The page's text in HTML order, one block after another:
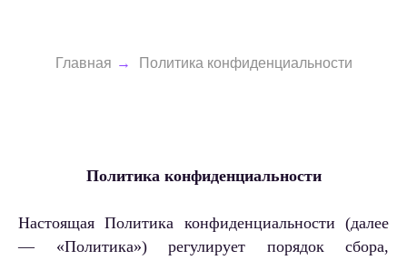
Главная → Политика конфиденциальности
Политика конфиденциальности
Настоящая Политика конфиденциальности (далее
— «Политика») регулирует порядок сбора,